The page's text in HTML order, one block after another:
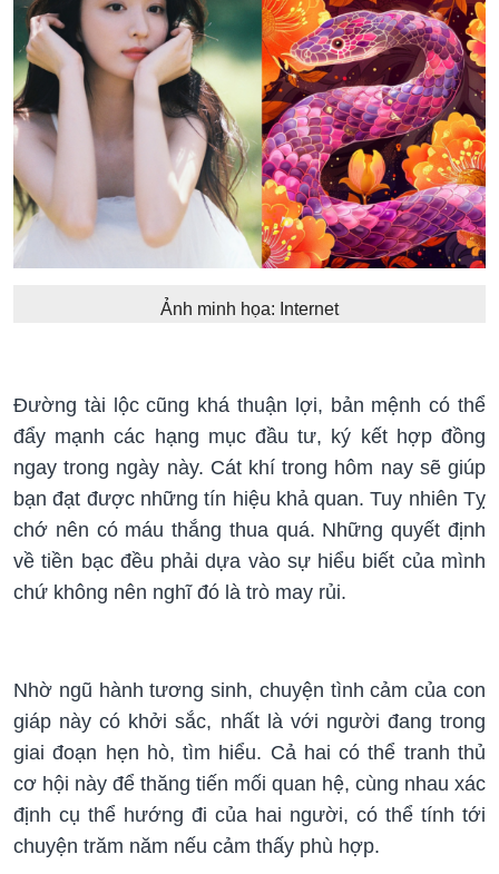
Ảnh minh họa: Internet
Đường tài lộc cũng khá thuận lợi, bản mệnh có thể
đẩy mạnh các hạng mục đầu tư, ký kết hợp đồng
ngay trong ngày này. Cát khí trong hôm nay sẽ giúp
bạn đạt được những tín hiệu khả quan. Tuy nhiên Tỵ
chớ nên có máu thắng thua quá. Những quyết định
về tiền bạc đều phải dựa vào sự hiểu biết của mình
chứ không nên nghĩ đó là trò may rủi.
Nhờ ngũ hành tương sinh, chuyện tình cảm của con
giáp này có khởi sắc, nhất là với người đang trong
giai đoạn hẹn hò, tìm hiểu. Cả hai có thể tranh thủ
cơ hội này để thăng tiến mối quan hệ, cùng nhau xác
định cụ thể hướng đi của hai người, có thể tính tới
chuyện trăm năm nếu cảm thấy phù hợp.